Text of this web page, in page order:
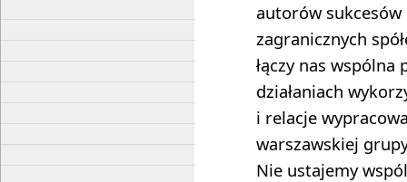
autorów
zagranicznych
łączy nas
działaniach
i relacje
warszawskiej
Nie ustajemy